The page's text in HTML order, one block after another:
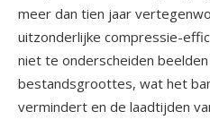
meer dan tien jaar
uitzonderlijke compressie-
niet te onderscheiden
bestandsgroottes, wat het
vermindert en de laadtijden